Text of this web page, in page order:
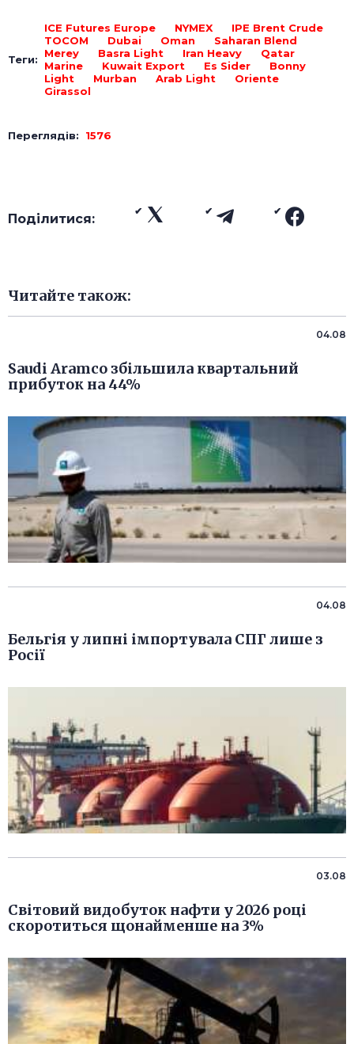
Теги:
IСE Futures Europe NYMEX
IPE Brent Crude
ТOCOM
Dubai Oman
Saharan Blend
Merey
Basra Light Iran Heavy
Qatar
Marine
Kuwait Export Es Sider
Bonny
Light
Murban Arab Light
Oriente
Girassol
Переглядів: 1576
Поділитися:
Читайте також:
04.08
Saudi Aramco збільшила квартальний
прибуток на 44%
04.08
Бельгія у липні імпортувала СПГ лише з
Росії
03.08
Світовий видобуток нафти у 2026 році
скоротиться щонайменше на 3%